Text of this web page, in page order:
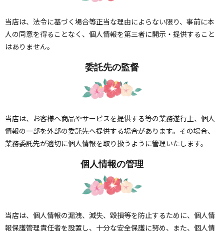
当店は、法令に基づく場合等正当な理由によらない限り、事前に本
人の同意を得ることなく、個人情報を第三者に開示・提供すること
はありません。
委託先の監督
当店は、お客様へ商品やサービスを提供する等の業務遂行上、個人
情報の一部を外部の委託先へ提供する場合があります。その場合、
業務委託先が適切に個人情報を取り扱うように管理いたします。
個人情報の管理
当店は、個人情報の漏洩、滅失、毀損等を防止するために、個人情
報保護管理責任者を設置し、十分な安全保護に努め、また、個人情